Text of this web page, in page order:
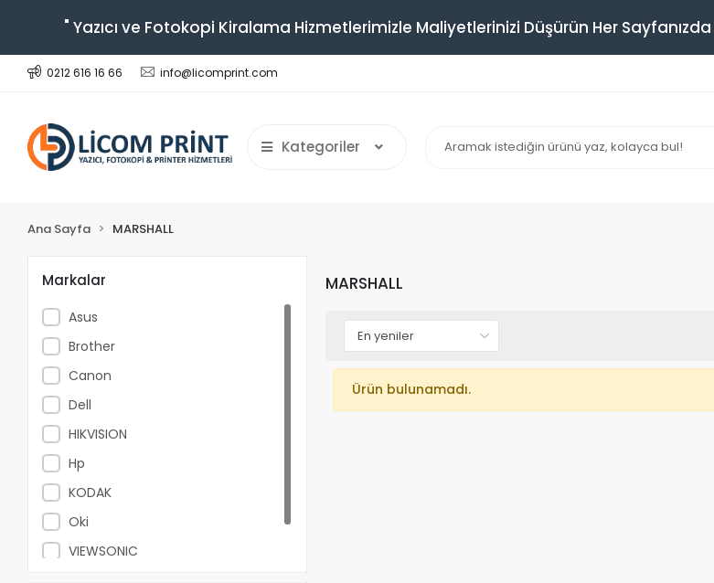
" Yazıcı ve Fotokopi Kiralama Hizmetlerimizle Maliyetlerinizi Düşürün Her Sayfanızda
0212 616 16 66 info@licomprint.com
Kategoriler
Ana Sayfa MARSHALL
Markalar
Asus
Brother
Canon
Dell
HIKVISION
Hp
KODAK
Oki
VIEWSONIC
MARSHALL
Ürün bulunamadı.